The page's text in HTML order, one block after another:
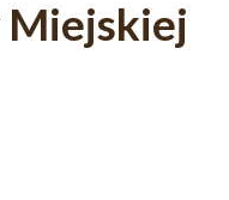
Miejskiej